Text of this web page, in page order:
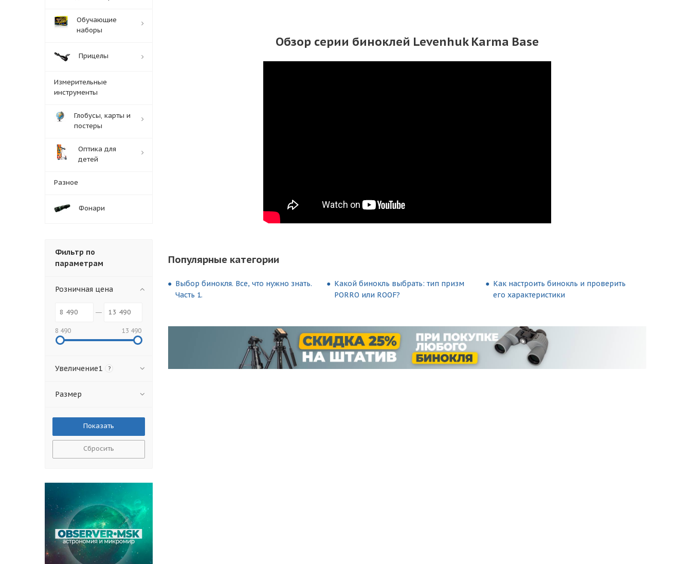
Обзор серии биноклей Levenhuk Karma Base
Популярные категории
Выбор бинокля. Все, что нужно знать.
Часть 1.
Какой бинокль выбрать: тип призм
PORRO или ROOF?
Как настроить бинокль и проверить
его характеристики
Обучающие
наборы
Прицелы
Измерительные
инструменты
Глобусы, карты и
постеры
Оптика для
детей
Разное
Фонари
Фильтр по
параметрам
Розничная цена
8 490 13 490
Увеличение1 ?
Размер
Сбросить